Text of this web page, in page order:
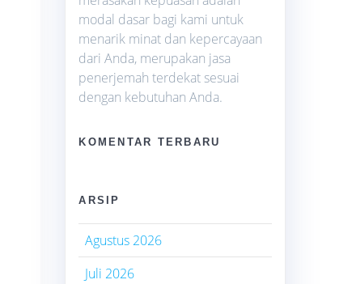
modal dasar bagi kami untuk
menarik minat dan kepercayaan
dari Anda, merupakan jasa
penerjemah terdekat sesuai
dengan kebutuhan Anda.
KOMENTAR TERBARU
ARSIP
Agustus 2026
Juli 2026